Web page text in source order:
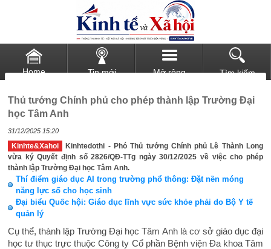
Home Tin mới Mở rộng Tìm kiếm
Thủ tướng Chính phủ cho phép thành lập Trường Đại
học Tâm Anh
31/12/2025 15:20
Kinhte&Xahoi
Kinhtedothi - Phó Thủ tướng Chính phủ Lê Thành Long
vừa ký Quyết định số 2826/QĐ-TTg ngày 30/12/2025 về việc cho phép
thành lập Trường Đại học Tâm Anh.
Thí điểm giáo dục AI trong trường phổ thông: Đặt nền móng
năng lực số cho học sinh
Đại biểu Quốc hội: Giáo dục lĩnh vực sức khỏe phải do Bộ Y tế
quản lý
Cụ thể, thành lập Trường Đại học Tâm Anh là cơ sở giáo dục đại
học tư thục trực thuộc Công ty Cổ phần Bệnh viện Đa khoa Tâm